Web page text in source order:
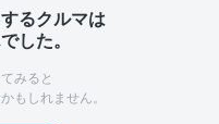
るクルマは
した。
みると
もしれません。